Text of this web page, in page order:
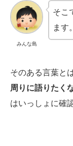
みんな島
そこ
ます。
そのある言葉と
周りに語りたく
はいっしょに確